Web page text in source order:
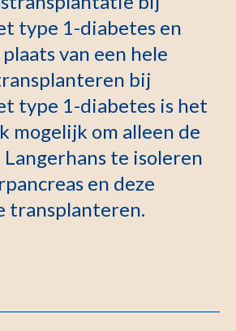
type 1-diabetes en
van een hele
bij
type 1-diabetes is het
mogelijk om alleen de
Langerhans te isoleren
en deze
transplanteren.